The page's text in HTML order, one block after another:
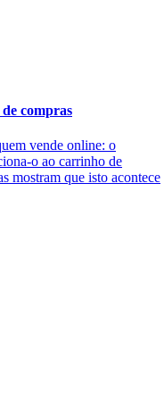
compras
vende online: o
o ao carrinho de
mostram que isto acontece